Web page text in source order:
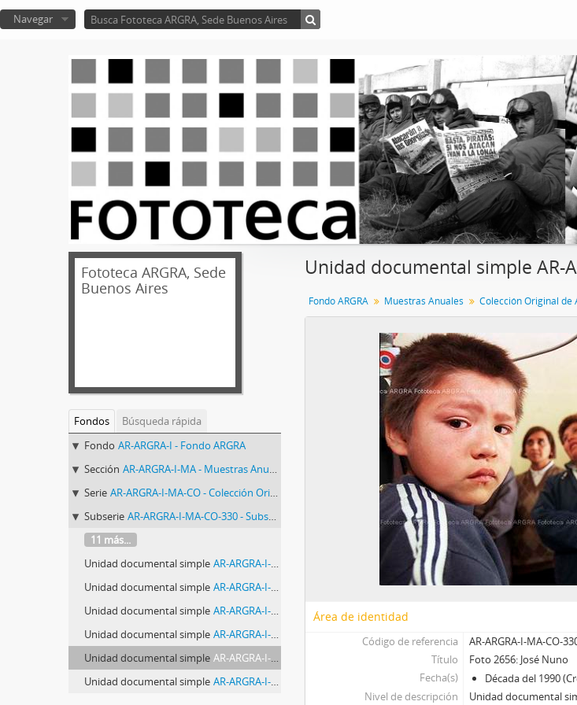
Navegar
Fototeca ARGRA, Sede
Buenos Aires
Fondos
Búsqueda rápida
Fondo AR-ARGRA-I - Fondo ARGRA
Sección AR-ARGRA-I-MA - Muestras Anuales
Serie AR-ARGRA-I-MA-CO - Colección Original de ARGRA
Subserie AR-ARGRA-I-MA-CO-330 - Subserie 330: Fotos de José Nuno
11 más...
Unidad documental simple AR-ARGRA-I-MA-CO-330-2652 - Foto 2652: José Nuno
Unidad documental simple AR-ARGRA-I-MA-CO-330-2653 - Foto 2653: José Nuno
Unidad documental simple AR-ARGRA-I-MA-CO-330-2654 - Foto 2654: José Nuno
Unidad documental simple AR-ARGRA-I-MA-CO-330-2655 - Foto 2655: José Nuno
Unidad documental simple AR-ARGRA-I-MA-CO-330-2656 - Foto 2656: José Nuno
Unidad documental simple AR-ARGRA-I-MA-CO-330-2657 - Foto 2657: José Nuno
Unidad documental simple AR-
Fondo ARGRA Muestras Anuales Colección Original de
Área de identidad
Código de referencia
AR-ARGRA-I-MA-CO-
Título
Foto 2656: José Nuno
Fecha(s)
Década del 1990
Nivel de descripción
Unidad documental